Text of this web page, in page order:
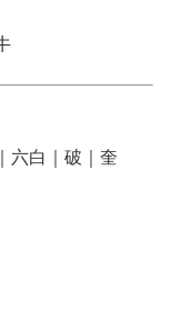
六白｜破｜奎